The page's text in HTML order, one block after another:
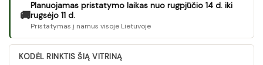
🚚
Planuojamas pristatymo laikas nuo rugpjūčio 14 d. iki
rugsėjo 11 d.
Pristatymas į namus visoje Lietuvoje
KODĖL RINKTIS ŠIĄ VITRINĄ